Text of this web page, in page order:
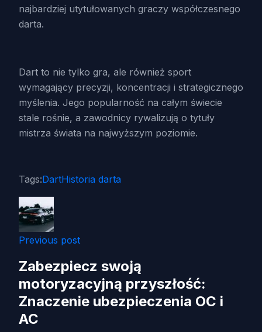
najbardziej utytułowanych graczy współczesnego
darta.
Dart to nie tylko gra, ale również sport
wymagający precyzji, koncentracji i strategicznego
myślenia. Jego popularność na całym świecie
stale rośnie, a zawodnicy rywalizują o tytuły
mistrza świata na najwyższym poziomie.
Tags:DartHistoria darta
Previous post
Zabezpiecz swoją
motoryzacyjną przyszłość:
Znaczenie ubezpieczenia OC i
AC